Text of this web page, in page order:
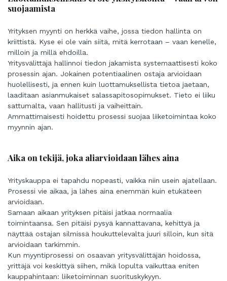
suojaamista
Yrityksen myynti on herkkä vaihe, jossa tiedon hallinta on
kriittistä. Kyse ei ole vain siitä, mitä kerrotaan – vaan kenelle,
milloin ja millä ehdoilla.
Yritysvälittäjä hallinnoi tiedon jakamista systemaattisesti koko
prosessin ajan. Jokainen potentiaalinen ostaja arvioidaan
huolellisesti, ja ennen kuin luottamuksellista tietoa jaetaan,
laaditaan asianmukaiset salassapitosopimukset. Tieto ei liiku
sattumalta, vaan hallitusti ja vaiheittain.
Ammattimaisesti hoidettu prosessi suojaa liiketoimintaa koko
myynnin ajan.
Aika on tekijä, joka aliarvioidaan lähes aina
Yrityskauppa ei tapahdu nopeasti, vaikka niin usein ajatellaan.
Prosessi vie aikaa, ja lähes aina enemmän kuin etukäteen
arvioidaan.
Samaan aikaan yrityksen pitäisi jatkaa normaalia
toimintaansa. Sen pitäisi pysyä kannattavana, kehittyä ja
näyttää ostajan silmissä houkuttelevalta juuri silloin, kun sitä
arvioidaan tarkimmin.
Kun myyntiprosessi on osaavan yritysvälittäjän hoidossa,
yrittäjä voi keskittyä siihen, mikä lopulta vaikuttaa eniten
kauppahintaan: liiketoiminnan suorituskykyyn.